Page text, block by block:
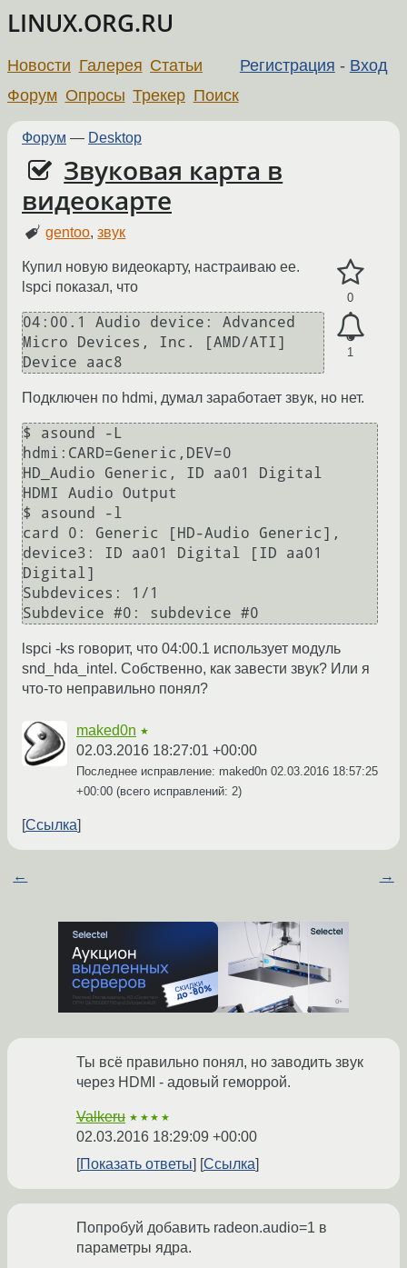
LINUX.ORG.RU
Регистрация - Вход
Новости Галерея Статьи
Форум Опросы Трекер Поиск
Форум — Desktop
Звуковая карта в
видеокарте
gentoo,звук
0
1
Купил новую видеокарту, настраиваю ее.
lspci показал, что
04:00.1 Audio device: Advanced
Micro Devices, Inc. [AMD/ATI]
Подключен по hdmi, думал заработает звук, но нет.
$ asound -L
hdmi:CARD=Generic,DEV=0
HD_Audio Generic, ID aa01 Digital
HDMI Audio Output
$ asound -l
card 0: Generic [HD-Audio Generic],
device3: ID aa01 Digital [ID aa01
Digital]
Subdevices: 1/1
lspci -ks говорит, что 04:00.1 использует модуль
snd_hda_intel. Собственно, как завести звук? Или я
что-то неправильно понял?
maked0n ★
02.03.2016 18:27:01 +00:00
Последнее исправление: maked0n 02.03.2016 18:57:25
+00:00 (всего исправлений: 2)
Ссылка
← →
Ты всё правильно понял, но заводить звук
через HDMI - адовый геморрой.
Valkeru ★★★★
02.03.2016 18:29:09 +00:00
Показать ответы
Ссылка
Попробуй добавить radeon.audio=1 в
параметры ядра.